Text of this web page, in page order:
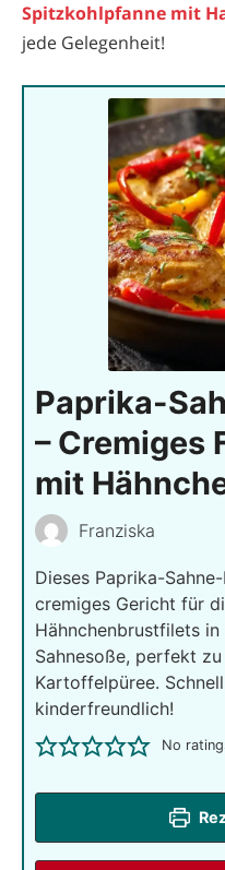
Spitzkohlpfanne mit
jede Gelegenheit!
Paprika-
– Cremiges
mit
Franziska
Dieses Paprika-
cremiges Gericht für
Hähnchenbrustfilets
Sahnesoße, perfekt
Kartoffelpüree.
kinderfreundlich!
No